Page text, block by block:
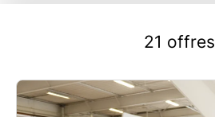
21 offres